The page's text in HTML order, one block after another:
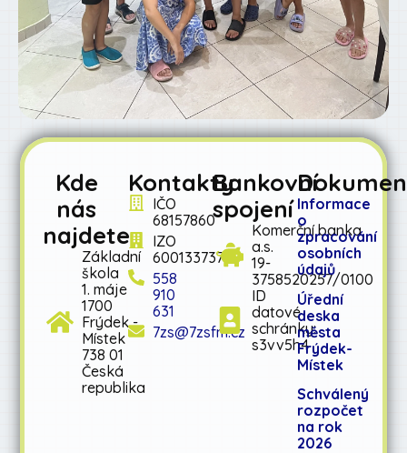
Kde
nás
najdete
Základní
škola
1. máje
1700
Frýdek -
Místek
738 01
Česká
republika
Kontakty
IČO
68157860
IZO
600133737
558
910
631
7zs@7zsfm.cz
Bankovní
spojení
Komerční banka
a.s.
19-
3758520257/0100
ID
datové
schránky:
s3vv5h4
Informace
o
zpracování
osobních
údajů
Úřední
deska
města
Frýdek-
Místek
Schválený
rozpočet
na rok
2026